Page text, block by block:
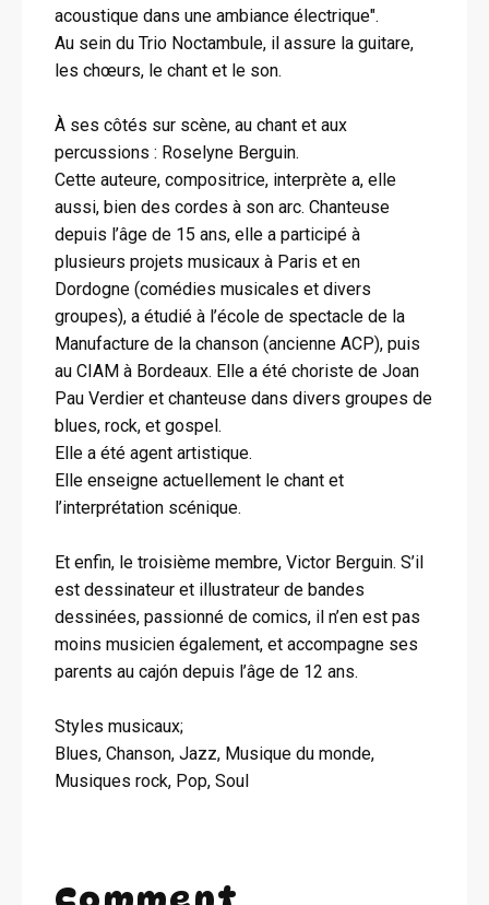
acoustique dans une ambiance électrique".
Au sein du Trio Noctambule, il assure la guitare,
les chœurs, le chant et le son.
À ses côtés sur scène, au chant et aux
percussions : Roselyne Berguin.
Cette auteure, compositrice, interprète a, elle
aussi, bien des cordes à son arc. Chanteuse
depuis l’âge de 15 ans, elle a participé à
plusieurs projets musicaux à Paris et en
Dordogne (comédies musicales et divers
groupes), a étudié à l’école de spectacle de la
Manufacture de la chanson (ancienne ACP), puis
au CIAM à Bordeaux. Elle a été choriste de Joan
Pau Verdier et chanteuse dans divers groupes de
blues, rock, et gospel.
Elle a été agent artistique.
Elle enseigne actuellement le chant et
l’interprétation scénique.
Et enfin, le troisième membre, Victor Berguin. S’il
est dessinateur et illustrateur de bandes
dessinées, passionné de comics, il n’en est pas
moins musicien également, et accompagne ses
parents au cajón depuis l’âge de 12 ans.
Styles musicaux;
Blues, Chanson, Jazz, Musique du monde,
Musiques rock, Pop, Soul